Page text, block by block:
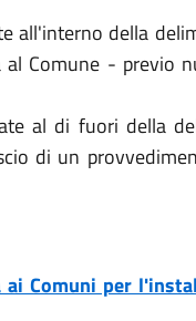
all'interno della
Comune - previo
al di fuori della
di un
Comuni per